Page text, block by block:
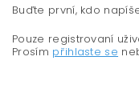
Buďte první, kdo
Pouze registrovaní
Prosím přihlaste se